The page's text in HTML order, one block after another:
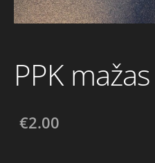
PPK
€2.00